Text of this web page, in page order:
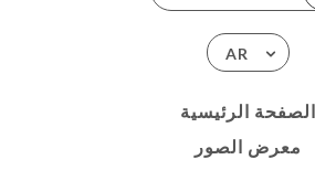
AR
الصفحة الرئيسية
معرض الصور